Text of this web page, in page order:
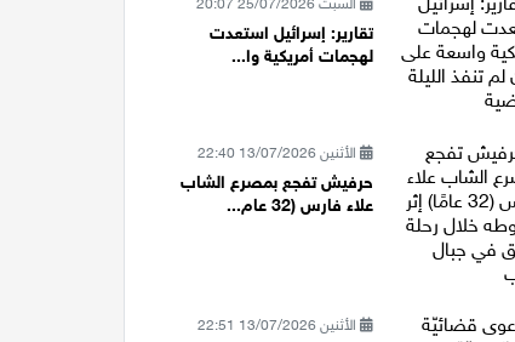
تقارير: إسرائيل استعدت
لهجمات أمريكية وا...
الأثنين 13/07/2026 22:40
حرفيش تفجع بمصرع الشاب
علاء فارس (32 عام...
الأثنين 13/07/2026 22:51